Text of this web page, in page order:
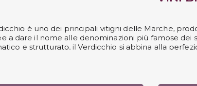
è uno dei principali vitigni delle Marche,
a dare il nome alle denominazioni più famose dei
e strutturato, il Verdicchio si abbina alla
Verdicchio sono disponibili su Svinando,